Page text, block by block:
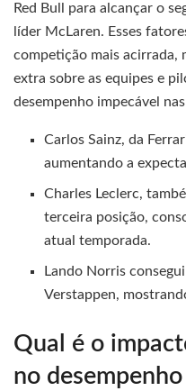
Red Bull para alcançar o
líder McLaren. Esses
competição mais acirrada,
extra sobre as equipes e
desempenho impecável
Carlos Sainz, da
aumentando a
Charles Leclerc,
terceira posição,
atual temporada.
Lando Norris
Verstappen,
Qual é o
no